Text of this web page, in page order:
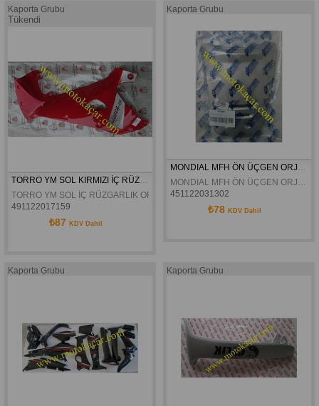
Kaporta Grubu
Tükendi
TORRO YM SOL KIRMIZI İÇ RÜZGARLIK ORJİNAL
TORRO YM SOL İÇ RÜZGARLIK ORJİNAL
491122017159
₺87 KDV Dahil
Kaporta Grubu
451122031302
₺78 KDV Dahil
Kaporta Grubu Kaporta Grubu